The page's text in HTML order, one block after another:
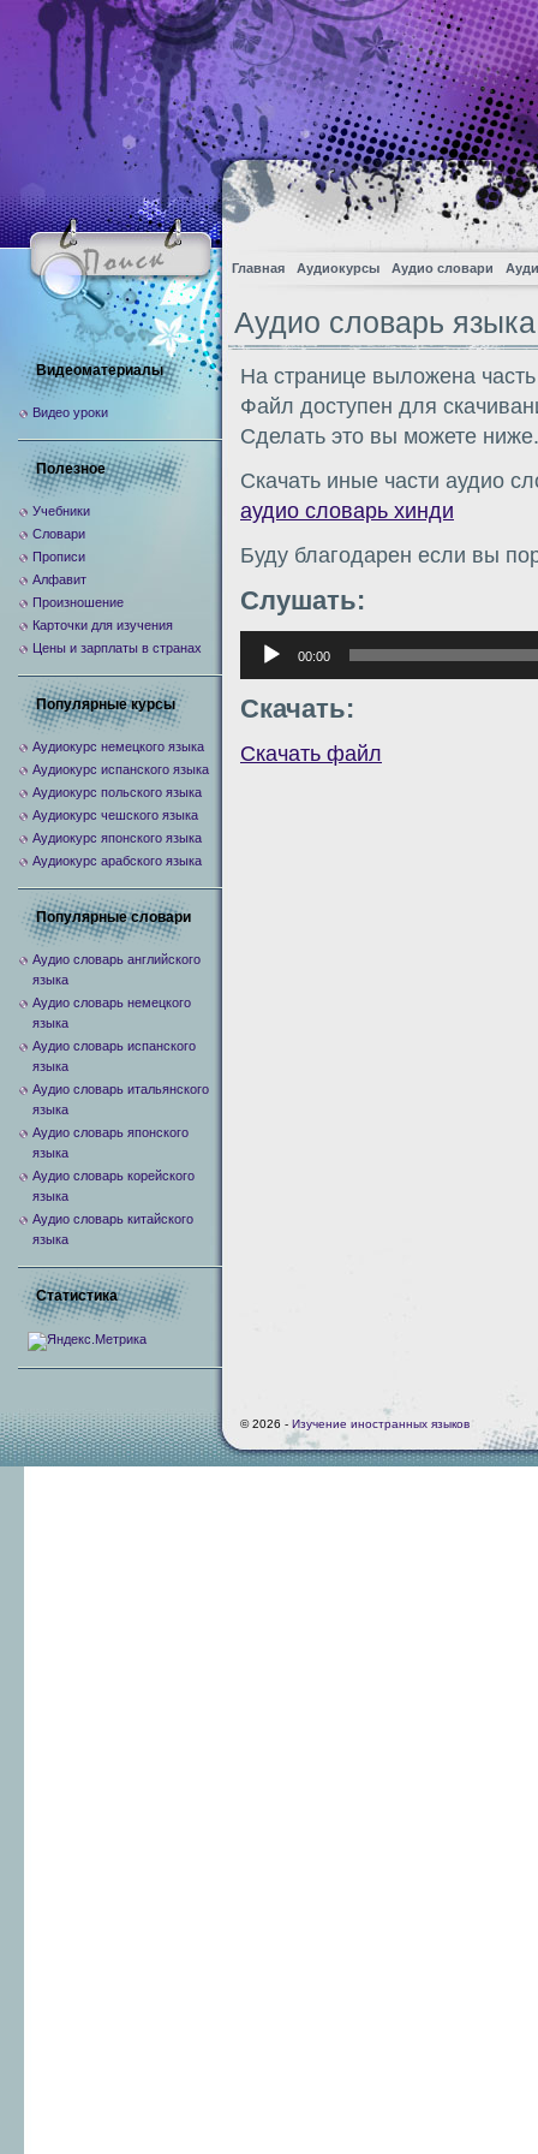
Главная Аудиокурсы Аудио словари
Аудио словарь
На странице выложена
Файл доступен для
Сделать это вы можете ниже.
Скачать иные части аудио
аудио словарь хинди
Буду благодарен если вы
Слушать:
Аудиоплеер
00:00
Скачать:
Скачать файл
Видеоматериалы
Видео уроки
Полезное
Учебники
Словари
Прописи
Алфавит
Произношение
Карточки для изучения
Цены и зарплаты в странах
Популярные курсы
Аудиокурс немецкого языка
Аудиокурс испанского языка
Аудиокурс польского языка
Аудиокурс чешского языка
Аудиокурс японского языка
Аудиокурс арабского языка
Популярные словари
Аудио словарь английского
языка
Аудио словарь немецкого
языка
Аудио словарь испанского
языка
Аудио словарь итальянского
языка
Аудио словарь японского
языка
Аудио словарь корейского
языка
Аудио словарь китайского
языка
Статистика
© 2026 - Изучение иностранных языков